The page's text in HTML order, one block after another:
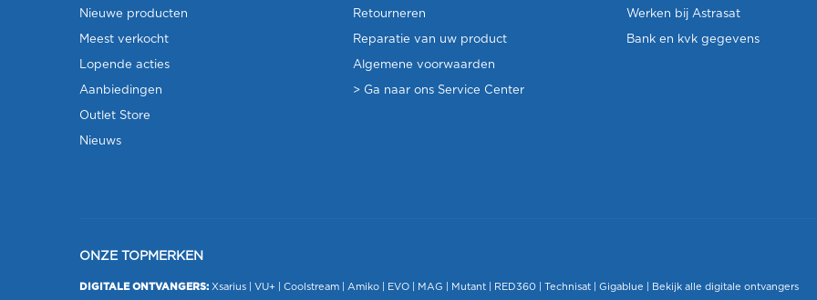
Nieuwe producten
Meest verkocht
Lopende acties
Aanbiedingen
Outlet Store
Nieuws
Retourneren
Reparatie van uw product
Algemene voorwaarden
> Ga naar ons Service Center
Werken bij Astrasat
Bank en kvk gegevens
ONZE TOPMERKEN
DIGITALE ONTVANGERS: Xsarius VU+ | Coolstream | Amiko EVO MAG Mutant | RED360 | Technisat Gigablue Bekijk alle digitale ontvangers